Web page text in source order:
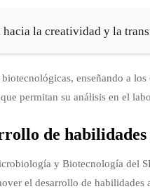
la creatividad y la
enseñando a
permitan su análisis en el
de habilidades
y Biotecnología del
el desarrollo de habilidades